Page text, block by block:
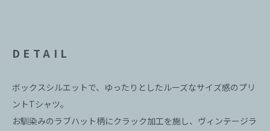
DETAIL
ボックスシルエットで、ゆったりとしたルーズなサイズ感のプリ
ントTシャツ。
お馴染みのラブハット柄にクラック加工を施し、ヴィンテージラ